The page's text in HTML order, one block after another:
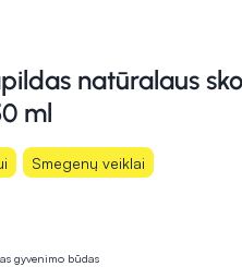
natūralaus
ml
Smegenų veiklai
gyvenimo būdas